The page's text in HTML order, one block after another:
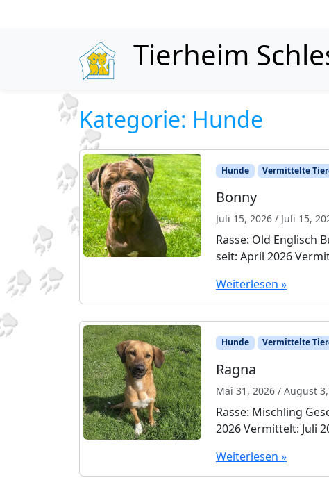
Tierheim
Kategorie: Hunde
Hunde Vermittelte
Bonny
Juli 15, 2026 / Juli 15,
Rasse: Old Englisch
seit: April 2026
Weiterlesen »
Hunde Vermittelte
Ragna
Mai 31, 2026 / August
Rasse: Mischling
2026 Vermittelt: Juli
Weiterlesen »